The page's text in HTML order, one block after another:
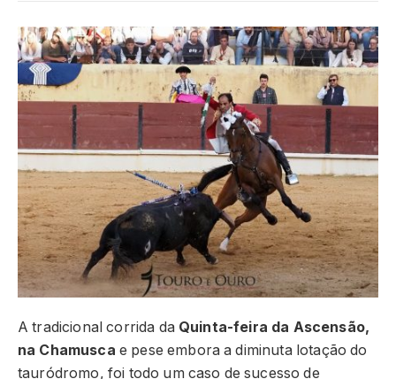
A tradicional corrida da Quinta-feira da Ascensão,
na Chamusca e pese embora a diminuta lotação do
tauródromo, foi todo um caso de sucesso de